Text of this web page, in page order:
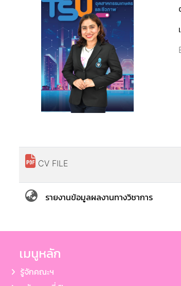
CV FILE
รายงานข้อมูลผลงานทางวิชาการ
เมนูหลัก
รู้จักคณะฯ